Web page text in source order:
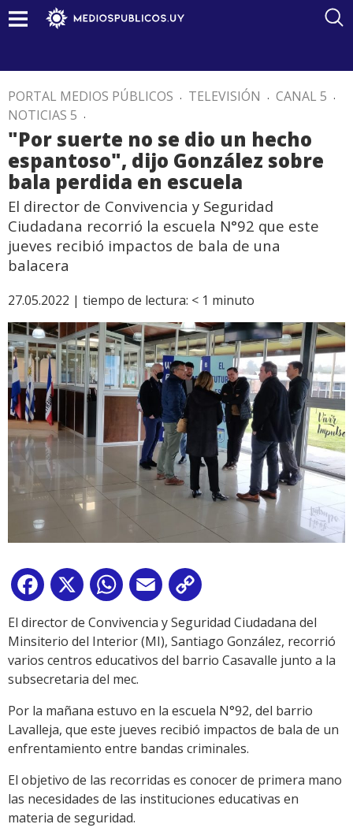
PORTAL MEDIOS PÚBLICOS . TELEVISIÓN . CANAL 5 .
NOTICIAS 5 .
"Por suerte no se dio un hecho
espantoso", dijo González sobre
bala perdida en escuela
El director de Convivencia y Seguridad
Ciudadana recorrió la escuela N°92 que este
jueves recibió impactos de bala de una
balacera
27.05.2022 | tiempo de lectura: < 1 minuto
Facebook
X WhatsApp
Email
Link
El director de Convivencia y Seguridad Ciudadana del
Minsiterio del Interior (MI), Santiago González, recorrió
varios centros educativos del barrio Casavalle junto a la
subsecretaria del mec.
Por la mañana estuvo en la escuela N°92, del barrio
Lavalleja, que este jueves recibió impactos de bala de un
enfrentamiento entre bandas criminales.
El objetivo de las recorridas es conocer de primera mano
las necesidades de las instituciones educativas en
materia de seguridad.